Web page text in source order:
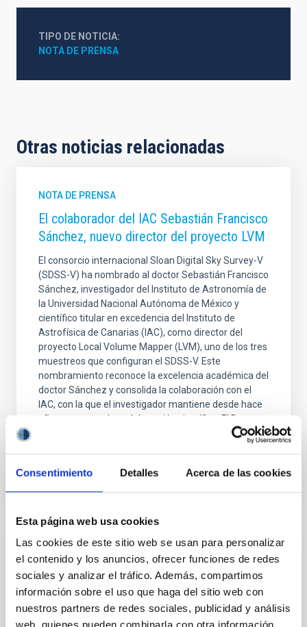
Consentimiento Detalles Acerca de las cookies
Esta página web usa cookies
Las cookies de este sitio web se usan para personalizar
el contenido y los anuncios, ofrecer funciones de redes
sociales y analizar el tráfico. Además, compartimos
información sobre el uso que haga del sitio web con
nuestros partners de redes sociales, publicidad y análisis
TIPO DE NOTICIA
NOTA DE PRENSA
Otras noticias relacionadas
NOTA DE PRENSA
El colaborador del IAC Sebastián Francisco
Sánchez, nuevo director del proyecto LVM
El consorcio internacional Sloan Digital Sky Survey-V
(SDSS-V) ha nombrado al doctor Sebastián Francisco
Sánchez, investigador del Instituto de Astronomía de
la Universidad Nacional Autónoma de México y
científico titular en excedencia del Instituto de
Astrofísica de Canarias (IAC), como director del
proyecto Local Volume Mapper (LVM), uno de los tres
muestreos que configuran el SDSS-V. Este
nombramiento reconoce la excelencia académica del
doctor Sánchez y consolida la colaboración con el
IAC, con la que el investigador mantiene desde hace
años una estrecha colaboración científica. El Dr
Las galaxias enanas, clave para entender
los límites del modelo del Universo
Las galaxias más pequeñas del cosmos están